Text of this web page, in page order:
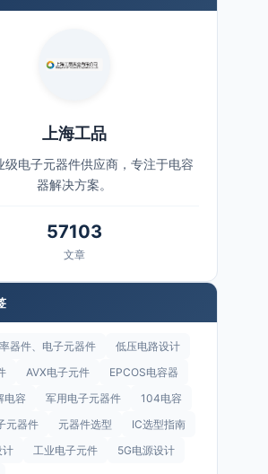
上海工品
级电子元器件供应商，专注于电容
器解决方案。
57103
文章
器件、电子元器件
低压电路设计
AVX电子元件
EPCOS电容器
电容
军用电子元器件
104电容
元器件
元器件选型
IC选型指南
计
工业电子元件
5G电源设计